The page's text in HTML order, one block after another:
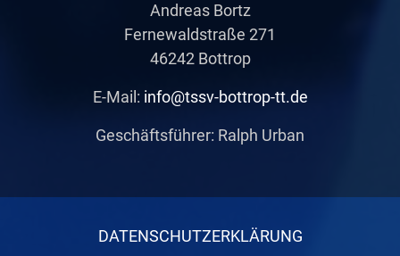
Andreas Bortz
Fernewaldstraße 271
46242 Bottrop
E-Mail: info@tssv-bottrop-tt.de
Geschäftsführer: Ralph Urban
DATENSCHUTZERKLÄRUNG